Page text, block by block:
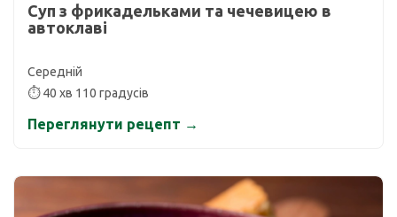
Суп з фрикадельками та чечевицею в
автоклаві
Середній
⏱ 40 хв 110 градусів
Переглянути рецепт →